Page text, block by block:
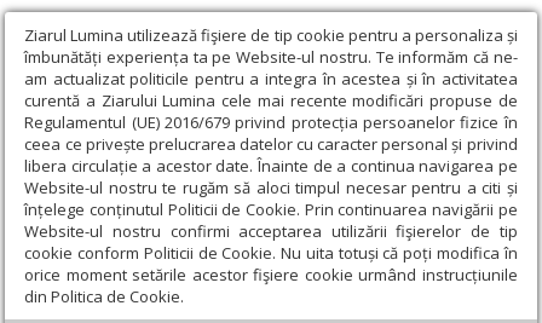
Ziarul Lumina utilizează fişiere de tip cookie pentru a personaliza și
îmbunătăți experiența ta pe Website-ul nostru. Te informăm că ne-
am actualizat politicile pentru a integra în acestea și în activitatea
curentă a Ziarului Lumina cele mai recente modificări propuse de
Regulamentul (UE) 2016/679 privind protecția persoanelor fizice în
ceea ce privește prelucrarea datelor cu caracter personal și privind
libera circulație a acestor date. Înainte de a continua navigarea pe
Website-ul nostru te rugăm să aloci timpul necesar pentru a citi și
înțelege conținutul Politicii de Cookie. Prin continuarea navigării pe
Website-ul nostru confirmi acceptarea utilizării fişierelor de tip
cookie conform Politicii de Cookie. Nu uita totuși că poți modifica în
orice moment setările acestor fişiere cookie urmând instrucțiunile
din Politica de Cookie.
Ziarul Lumina › Filantropie › Încălțăminte pentru copiii Parohiei
Dacia din Timișoara
Încălțăminte pentru copiii Parohiei Dacia
din Timișoara